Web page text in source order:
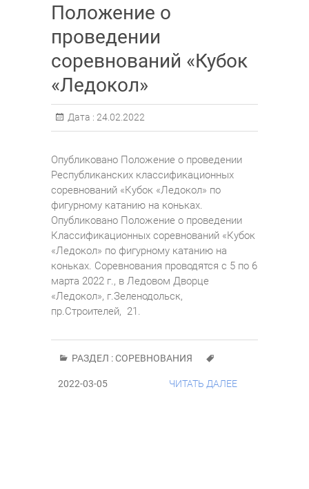
Положение о
проведении
соревнований «Кубок
«Ледокол»
Дата : 24.02.2022
Опубликовано Положение о проведении
Республиканских классификационных
соревнований «Кубок «Ледокол» по
фигурному катанию на коньках.
Опубликовано Положение о проведении
Классификационных соревнований «Кубок
«Ледокол» по фигурному катанию на
коньках. Соревнования проводятся с 5 по 6
марта 2022 г., в Ледовом Дворце
«Ледокол», г.Зеленодольск,
пр.Строителей, 21.
РАЗДЕЛ :СОРЕВНОВАНИЯ
2022-03-05 ЧИТАТЬ ДАЛЕЕ